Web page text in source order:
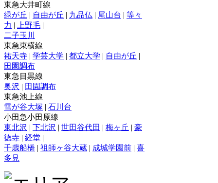
東急大井町線
緑が丘 | 自由が丘 | 九品仏 | 尾山台 | 等々
力 | 上野毛 |
二子玉川
東急東横線
祐天寺 | 学芸大学 | 都立大学 | 自由が丘 |
田園調布
東急目黒線
奥沢 | 田園調布
東急池上線
雪が谷大塚 | 石川台
小田急小田原線
東北沢 | 下北沢 | 世田谷代田 | 梅ヶ丘 | 豪
徳寺 | 経堂 |
千歳船橋 | 祖師ヶ谷大蔵 | 成城学園前 | 喜
多見